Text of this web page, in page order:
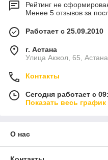
Рейтинг не
Менее 5 отзывов за
Работает с 25.09.2010
г. Астана
Улица Акжол, 65,
Контакты
Сегодня работает с
Показать весь
О нас